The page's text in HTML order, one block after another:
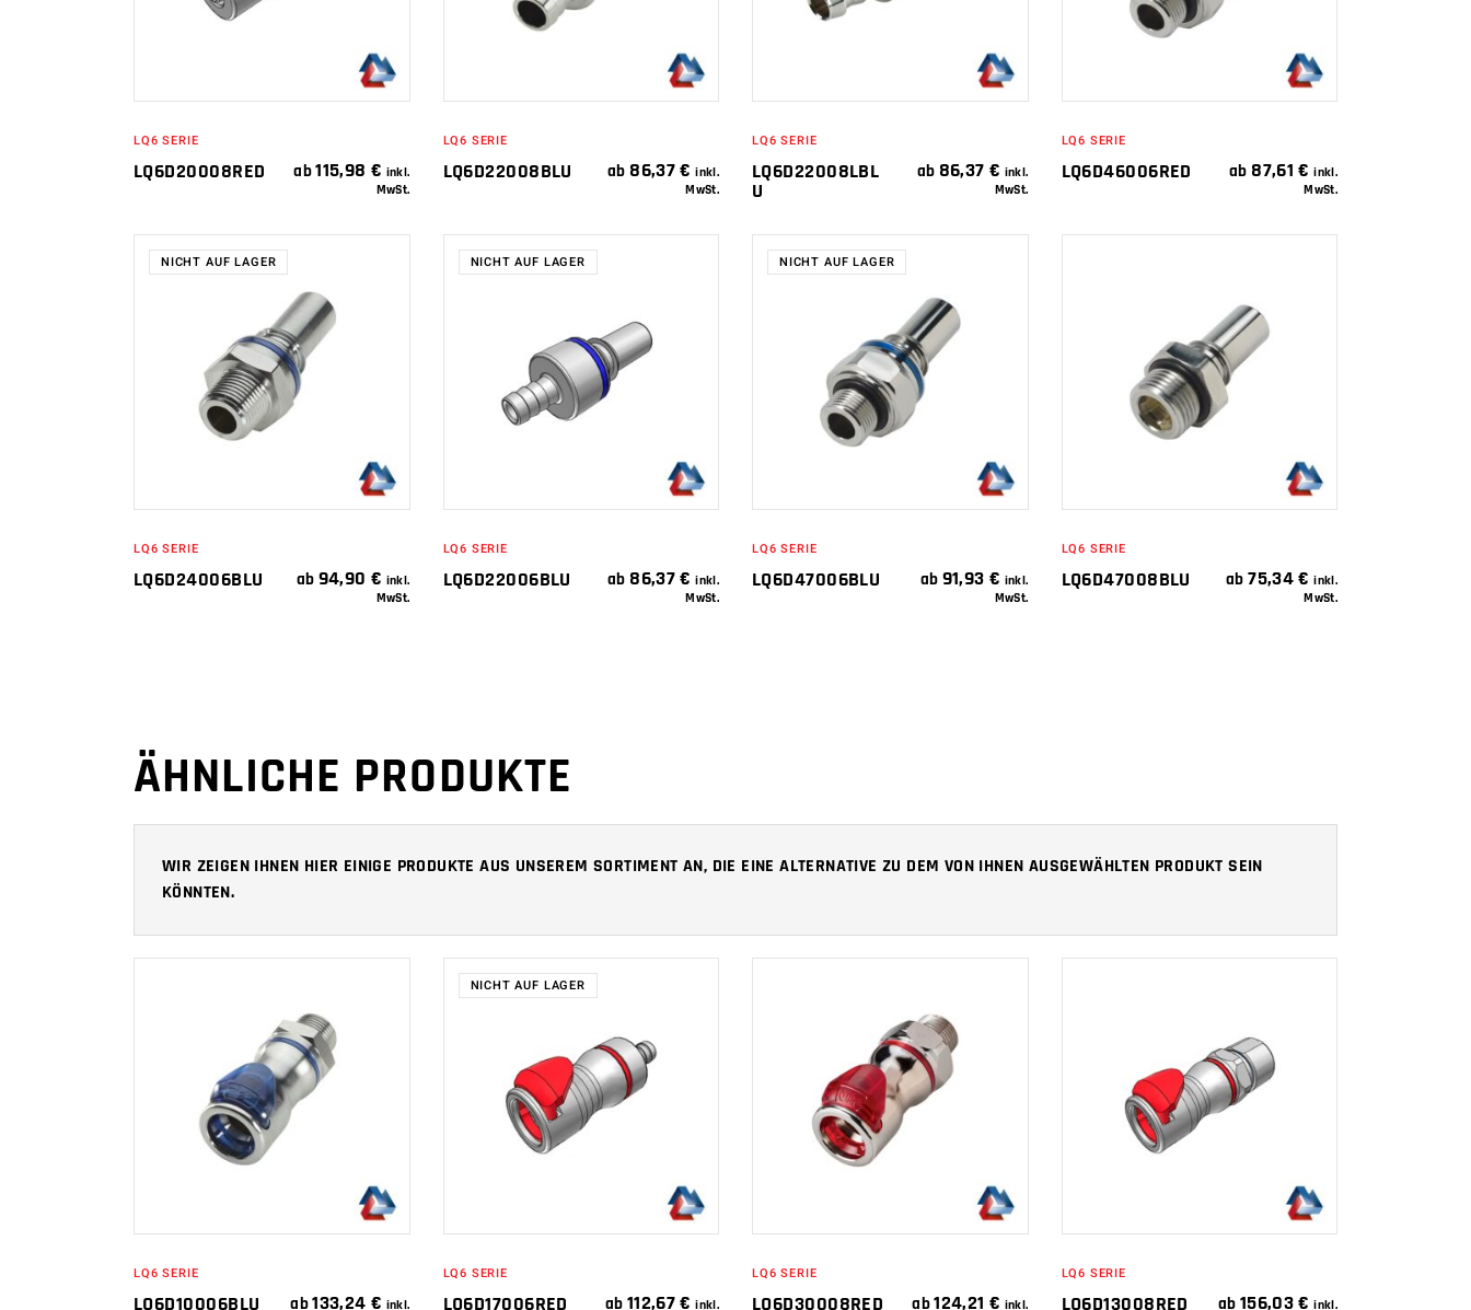
LQ6 SERIE
LQ6D20008RED ab115,98 € inkl.
MwSt.
LQ6 SERIE
LQ6D22008BLU ab 86,37€ inkl.
MwSt.
LQ6 SERIE
LQ6D22008LBL
U
ab 86,37 € inkl.
MwSt.
LQ6 SERIE
LQ6D46006RED ab 87,61€ inkl.
MwSt.
NICHT AUF LAGER
WEITERLESEN
LQ6 SERIE
LQ6D24006BLU ab 94,90 € inkl.
MwSt.
NICHT AUF LAGER
WEITERLESEN
LQ6 SERIE
LQ6D22006BLU ab 86,37€ inkl.
MwSt.
NICHT AUF LAGER
WEITERLESEN
LQ6 SERIE
LQ6D47006BLU ab 91,93 € inkl.
MwSt.
IN DEN
WARENKORB
LQ6 SERIE
LQ6D47008BLU ab75,34€ inkl.
MwSt.
ÄHNLICHE PRODUKTE
WIR ZEIGEN IHNEN HIER EINIGE PRODUKTE AUS UNSEREM SORTIMENT AN, DIE EINE ALTERNATIVE ZU DEM VON IHNEN AUSGEWÄHLTEN PRODUKT SEIN
KÖNNTEN.
IN DEN
WARENKORB
LQ6 SERIE
LQ6D10006BLU ab133,24 € inkl.
NICHT AUF LAGER
WEITERLESEN
LQ6 SERIE
LQ6D17006RED ab 112,67€ inkl.
IN DEN
WARENKORB
LQ6 SERIE
LQ6D30008RED ab124,21 € inkl.
IN DEN
WARENKORB
LQ6 SERIE
LQ6D13008RED ab 156,03€ inkl.